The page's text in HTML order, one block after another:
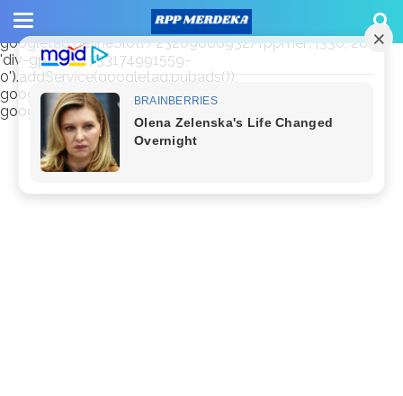
window.googletag = window.googletag || {cmd: []};
googletag.cmd.push(function() {
googletag.defineSlot('/23209888932/rppmer', [336, 280],
'div-gpt-ad-1733174991559-
0').addService(googletag.pubads());
googletag.pubads().enableSingleRequest();
googletag.enableServices(); });